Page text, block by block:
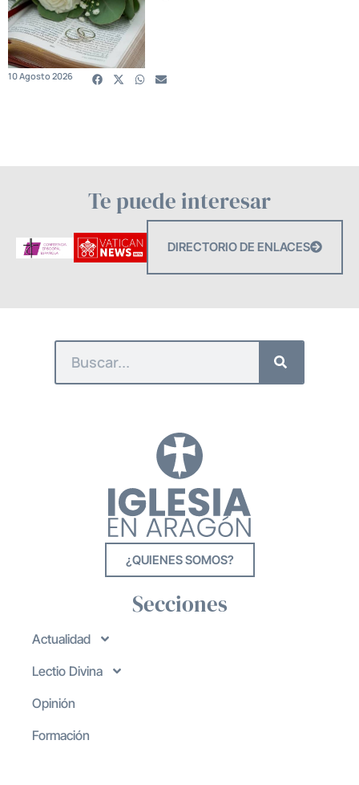
10 Agosto 2026
Te puede interesar
DIRECTORIO DE ENLACES
¿QUIENES SOMOS?
Secciones
Actualidad
Lectio Divina
Opinión
Formación